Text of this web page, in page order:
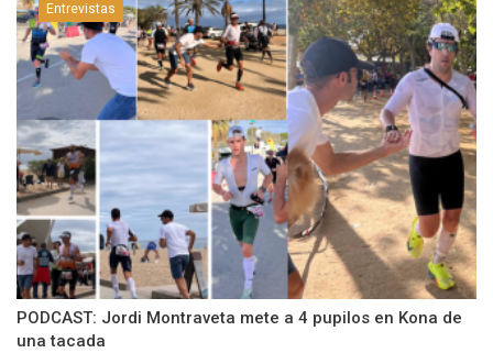
Entrevistas
PODCAST: Jordi Montraveta mete a 4 pupilos en Kona de
una tacada